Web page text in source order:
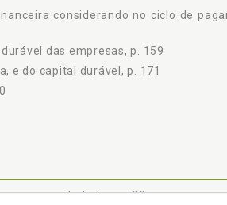
considerando no ciclo de
das empresas, p. 159
e do capital durável, p. 171
serem estudados, p. 28